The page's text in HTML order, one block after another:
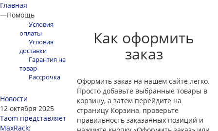
Главная
—Помощь
Как оформить
заказ
Оформить заказ на нашем сайте легко.
Просто добавьте выбранные товары в
корзину, а затем перейдите на
страницу Корзина, проверьте
правильность заказанных позиций и
Условия
оплаты
Условия
доставки
Гарантия на
товар
Рассрочка
Новости
12 октября 2025
Taom представляет
MaxRack: